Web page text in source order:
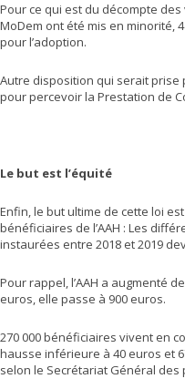
Pour ce qui est du décompte
MoDem ont été mis en minorité,
pour l’adoption.
Autre disposition qui serait prise
pour percevoir la Prestation de
Le but est l’équité
Enfin, le but ultime de cette loi
bénéficiaires de l’AAH : Les
instaurées entre 2018 et 2019
Pour rappel, l’AAH a augmenté
euros, elle passe à 900 euros.
270 000 bénéficiaires vivent en
hausse inférieure à 40 euros et
selon le Secrétariat Général